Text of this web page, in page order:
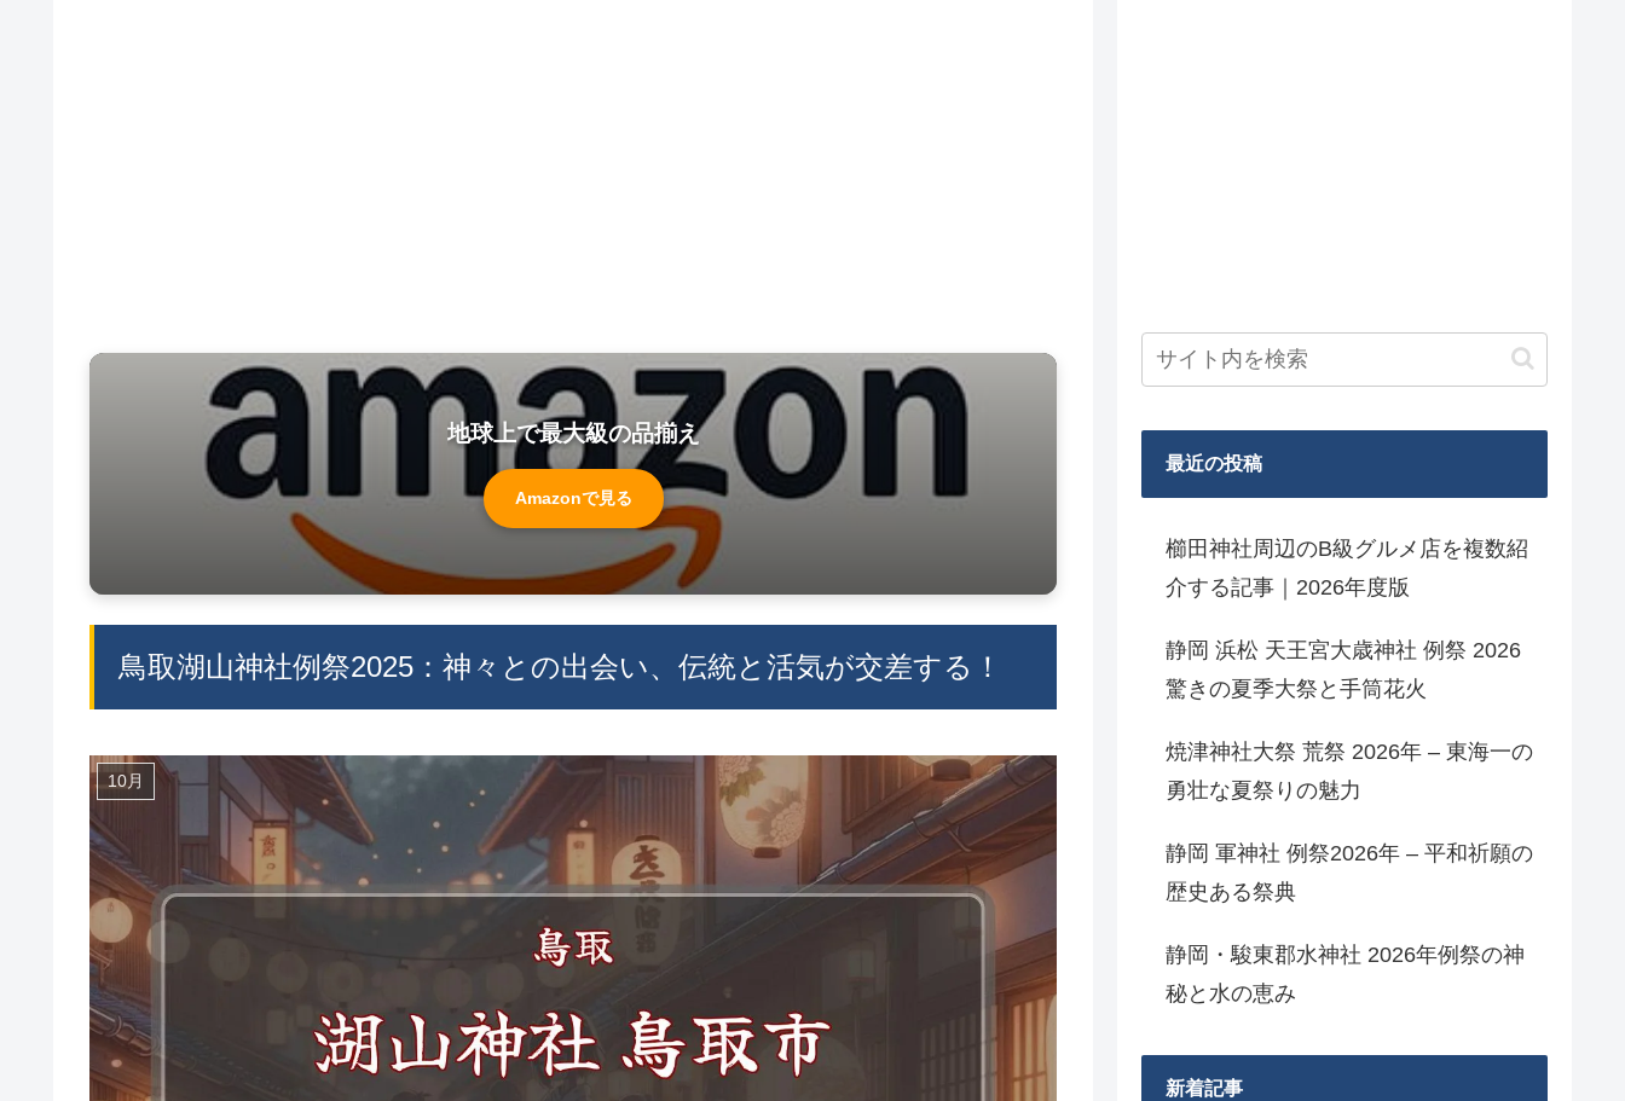
地球上で最大級の品揃え
Amazonで見る
鳥取湖山神社例祭2025：神々との出会い、伝統と活気が交差する！
10月
最近の投稿
櫛田神社周辺のB級グルメ店を複数紹
介する記事｜2026年度版
静岡 浜松 天王宮大歳神社 例祭 2026
驚きの夏季大祭と手筒花火
焼津神社大祭 荒祭 2026年 – 東海一の
勇壮な夏祭りの魅力
静岡 軍神社 例祭2026年 – 平和祈願の
歴史ある祭典
静岡・駿東郡水神社 2026年例祭の神
秘と水の恵み
新着記事